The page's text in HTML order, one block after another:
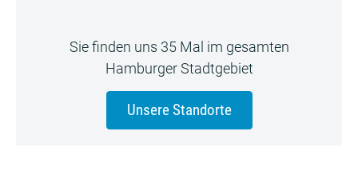
Sie finden uns 35 Mal im gesamten
Hamburger Stadtgebiet
Unsere Standorte